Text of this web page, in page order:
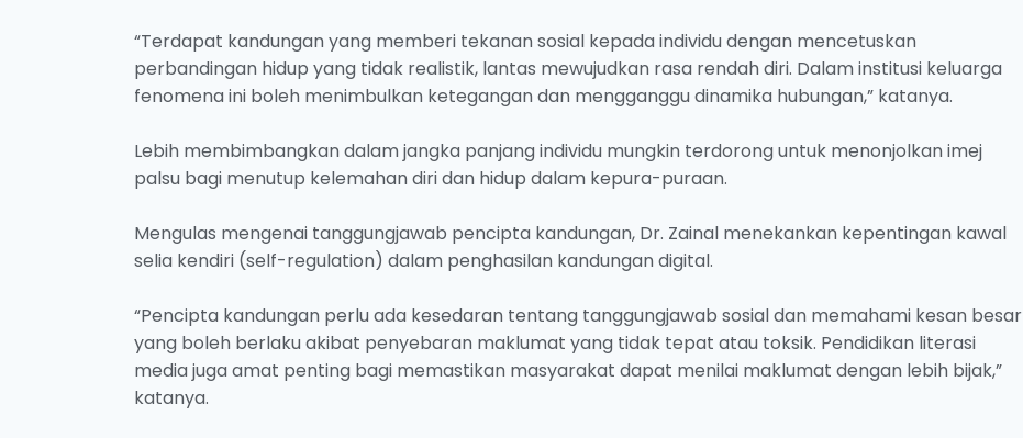
“Terdapat kandungan yang memberi tekanan sosial kepada individu dengan mencetuskan
perbandingan hidup yang tidak realistik, lantas mewujudkan rasa rendah diri. Dalam institusi keluarga
fenomena ini boleh menimbulkan ketegangan dan mengganggu dinamika hubungan,” katanya.
Lebih membimbangkan dalam jangka panjang individu mungkin terdorong untuk menonjolkan imej
palsu bagi menutup kelemahan diri dan hidup dalam kepura-puraan.
Mengulas mengenai tanggungjawab pencipta kandungan, Dr. Zainal menekankan kepentingan kawal
selia kendiri (self-regulation) dalam penghasilan kandungan digital.
“Pencipta kandungan perlu ada kesedaran tentang tanggungjawab sosial dan memahami kesan besar
yang boleh berlaku akibat penyebaran maklumat yang tidak tepat atau toksik. Pendidikan literasi
media juga amat penting bagi memastikan masyarakat dapat menilai maklumat dengan lebih bijak,”
katanya.